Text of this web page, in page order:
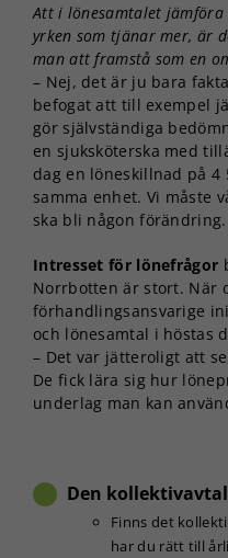
Att i lönesamtalet
yrken som tjänar mer, är
man att framstå som en
– Nej, det är ju bara
befogat att till exempel
gör självständiga
en sjuksköterska med
dag en löneskillnad på 4
samma enhet. Vi måste
ska bli någon förändring.
Intresset för lönefrågor
Norrbotten är stort. När
förhandlingsansvarige
och lönesamtal i höstas
– Det var jätteroligt att
De fick lära sig hur
underlag man kan
Den
Finns det
har du rätt till